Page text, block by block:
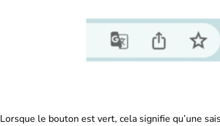
Lorsque le bouton est vert, cela signifie qu’une